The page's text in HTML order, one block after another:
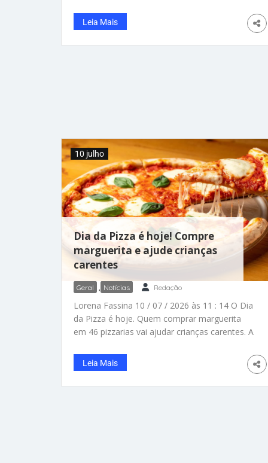
David Singer, de 22 anos, do Piauí. Ele
encantou as pessoas que passavam pela
Avenida Paulista, em São Paulo e o vídeo dele
Leia Mais
Dia da Pizza é hoje! Compre
marguerita e ajude crianças
carentes
10 julho
Geral , Notícias Redação
Lorena Fassina 10 / 07 / 2026 às 11 : 14 O Dia
da Pizza é hoje. Quem comprar marguerita
em 46 pizzarias vai ajudar crianças carentes. A
no DF. – Foto: Canva O Dia da Pizza é hoje,
dia 10 de julho! E a notícia boa (e deliciosa) é
que, neste domingo, dia 12 de julho, tem ação
Leia Mais